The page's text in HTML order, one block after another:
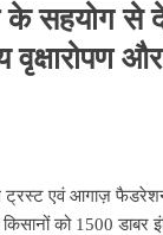
के सहयोग से
ट्रस्ट एवं आगाज़
को 1500 डाबर